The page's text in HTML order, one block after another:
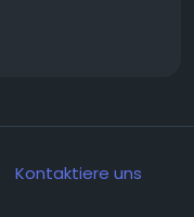
Kontaktiere uns